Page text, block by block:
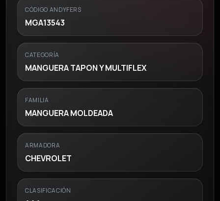
CÓDIGO ANDYFERS
MGA13543
CATEGORÍA
MANGUERA TAPON Y MULTIFLEX
FAMILIA
MANGUERA MOLDEADA
ARMADORA
CHEVROLET
CLASIFICACIÓN